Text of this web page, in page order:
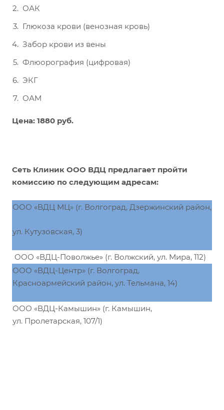
ОАК
Глюкоза крови (венозная кровь)
Забор крови из вены
Флюорография (цифровая)
ЭКГ
ОАМ
Цена: 1880 руб.
Сеть Клиник ООО ВДЦ предлагает пройти
комиссию по следующим адресам:
ООО «ВДЦ МЦ» (г. Волгоград, Дзержинский район,
ул. Кутузовская, 3)
ООО «ВДЦ-Поволжье» (г. Волжский, ул. Мира, 112)
ООО «ВДЦ-Центр» (г. Волгоград,
Красноармейский район, ул. Тельмана, 14)
ООО «ВДЦ-Камышин» (г. Камышин,
ул. Пролетарская, 107/1)